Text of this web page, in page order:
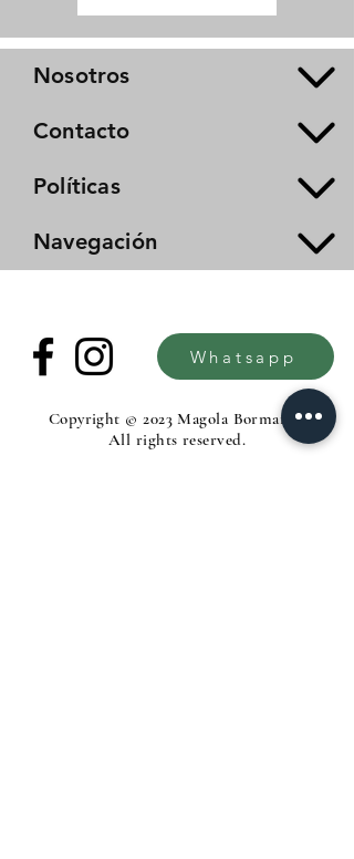
Nosotros
Contacto
Políticas
Navegación
Whatsapp
Copyright © 2023 Magola Borman®.
All rights reserved.